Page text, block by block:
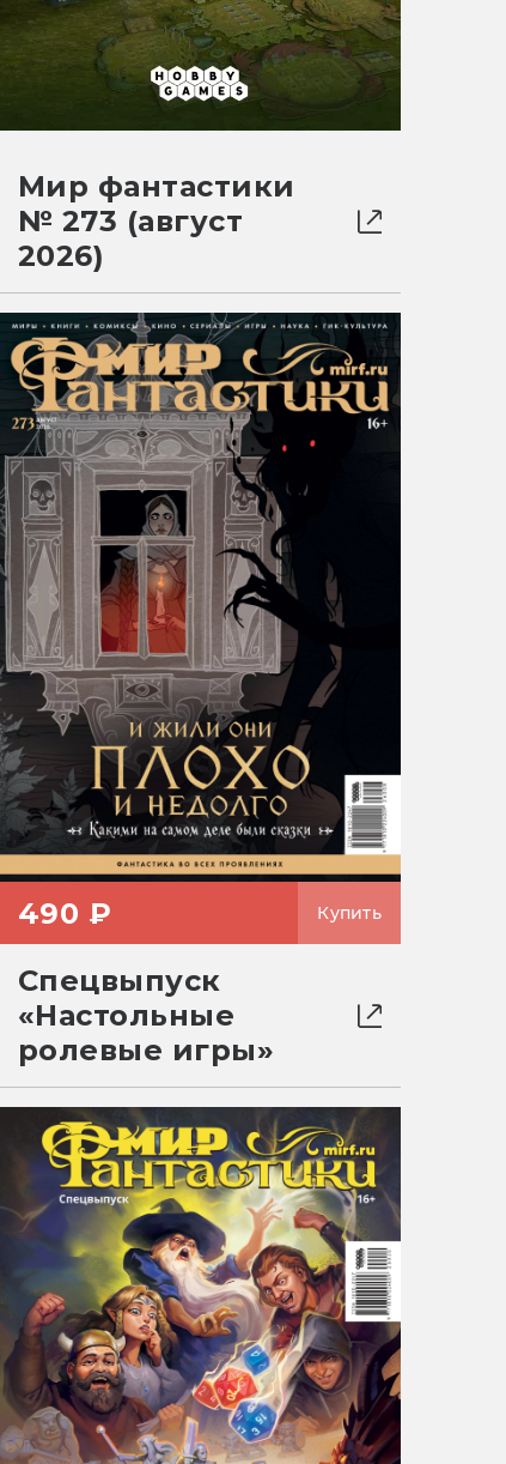
Мир фантастики
№ 273 (август
2026)
490 ₽ Купить
Спецвыпуск
«Настольные
ролевые игры»